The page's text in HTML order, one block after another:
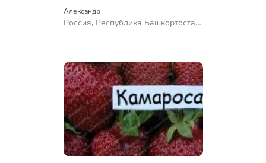
Александр
Россия, Республика Башкортостан,